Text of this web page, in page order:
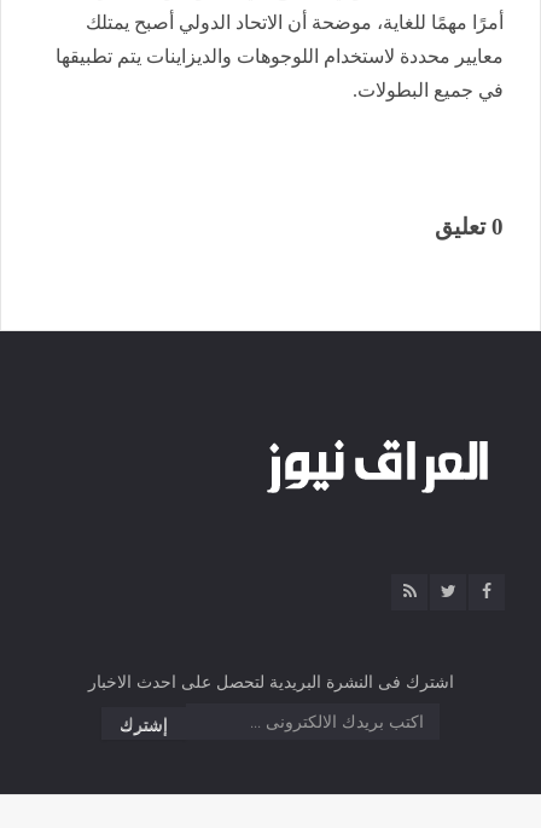
أمرًا مهمًا للغاية، موضحة أن الاتحاد الدولي أصبح يمتلك
معايير محددة لاستخدام اللوجوهات والديزاينات يتم تطبيقها
في جميع البطولات.
0 تعليق
اشترك فى النشرة البريدية لتحصل على احدث الاخبار